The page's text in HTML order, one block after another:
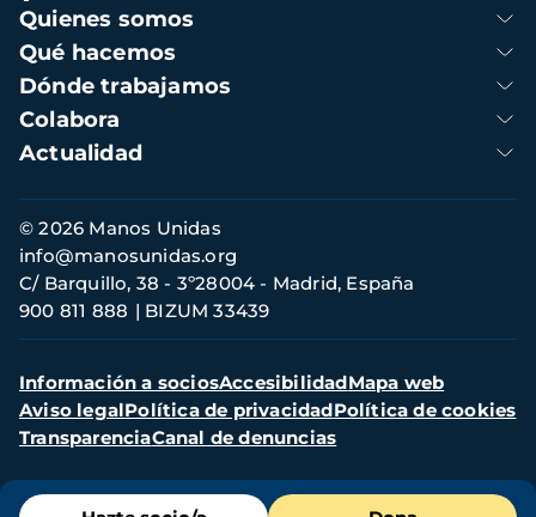
Menú
Navegación
principal
Quienes somos
Qué hacemos
Dónde trabajamos
Colabora
Actualidad
Información
de
contacto
© 2026 Manos Unidas
C/ Barquillo, 38 - 3º28004 - Madrid, España
900 811 888
BIZUM 33439
info@manosunidas.org
Menú
secundario
Información a sociosAccesibilidadMapa web
Aviso legalPolítica de privacidadPolítica de cookies
TransparenciaCanal de denuncias